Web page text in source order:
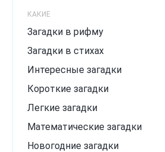
КАКИЕ
Загадки в рифму
Загадки в стихах
Интересные загадки
Короткие загадки
Легкие загадки
Математические загадки
Новогодние загадки